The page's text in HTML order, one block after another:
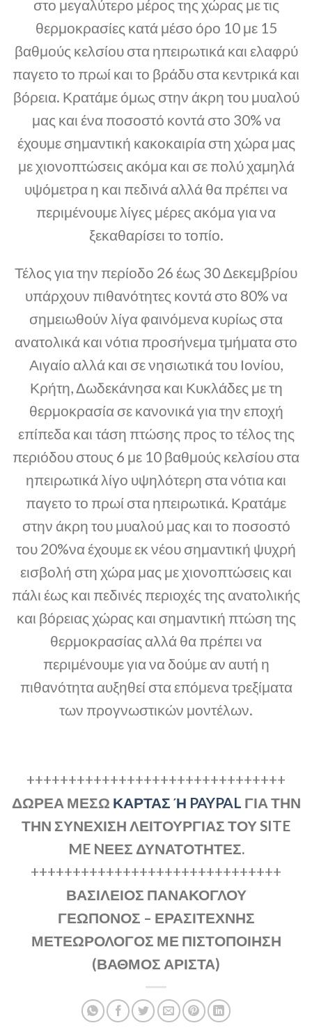
στο μεγαλύτερο μέρος της χώρας με τις
θερμοκρασίες κατά μέσο όρο 10 με 15
βαθμούς κελσίου στα ηπειρωτικά και ελαφρύ
παγετο το πρωί και το βράδυ στα κεντρικά και
βόρεια. Κρατάμε όμως στην άκρη του μυαλού
μας και ένα ποσοστό κοντά στο 30% να
έχουμε σημαντική κακοκαιρία στη χώρα μας
με χιονοπτώσεις ακόμα και σε πολύ χαμηλά
υψόμετρα η και πεδινά αλλά θα πρέπει να
περιμένουμε λίγες μέρες ακόμα για να
ξεκαθαρίσει το τοπίο.
Τέλος για την περίοδο 26 έως 30 Δεκεμβρίου
υπάρχουν πιθανότητες κοντά στο 80% να
σημειωθούν λίγα φαινόμενα κυρίως στα
ανατολικά και νότια προσήνεμα τμήματα στο
Αιγαίο αλλά και σε νησιωτικά του Ιονίου,
Κρήτη, Δωδεκάνησα και Κυκλάδες με τη
θερμοκρασία σε κανονικά για την εποχή
επίπεδα και τάση πτώσης προς το τέλος της
περιόδου στους 6 με 10 βαθμούς κελσίου στα
ηπειρωτικά λίγο υψηλότερη στα νότια και
παγετο το πρωί στα ηπειρωτικά. Κρατάμε
στην άκρη του μυαλού μας και το ποσοστό
του 20%να έχουμε εκ νέου σημαντική ψυχρή
εισβολή στη χώρα μας με χιονοπτώσεις και
πάλι έως και πεδινές περιοχές της ανατολικής
και βόρειας χώρας και σημαντική πτώση της
θερμοκρασίας αλλά θα πρέπει να
περιμένουμε για να δούμε αν αυτή η
πιθανότητα αυξηθεί στα επόμενα τρεξίματα
των προγνωστικών μοντέλων.
+++++++++++++++++++++++++++++++
ΔΩΡΕΑ ΜΕΣΩ ΚΑΡΤΑΣ Ή PAYPAL ΓΙΑ ΤΗΝ
ΤΗΝ ΣΥΝΕΧΙΣΗ ΛΕΙΤΟΥΡΓΙΑΣ ΤΟΥ SITE
ME NΕΕΣ ΔΥΝΑΤΟΤΗΤΕΣ.
++++++++++++++++++++++++++++++
ΒΑΣΙΛΕΙΟΣ ΠΑΝΑΚΟΓΛΟΥ
ΓΕΩΠΟΝΟΣ – ΕΡΑΣΙΤΕΧΝΗΣ
ΜΕΤΕΩΡΟΛΟΓΟΣ ΜΕ ΠΙΣΤΟΠΟΙΗΣΗ
(ΒΑΘΜΟΣ ΑΡΙΣΤΑ)